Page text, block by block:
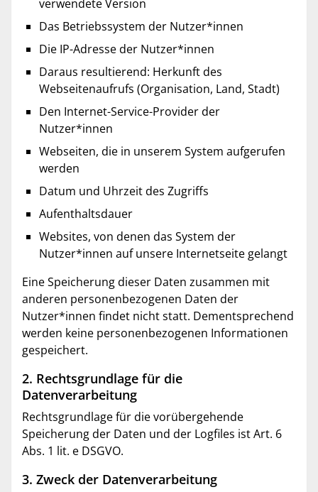
verwendete Version
Das Betriebssystem der Nutzer*innen
Die IP-Adresse der Nutzer*innen
Daraus resultierend: Herkunft des
Webseitenaufrufs (Organisation, Land, Stadt)
Den Internet-Service-Provider der
Nutzer*innen
Webseiten, die in unserem System aufgerufen
werden
Datum und Uhrzeit des Zugriffs
Aufenthaltsdauer
Websites, von denen das System der
Nutzer*innen auf unsere Internetseite gelangt
Eine Speicherung dieser Daten zusammen mit
anderen personenbezogenen Daten der
Nutzer*innen findet nicht statt. Dementsprechend
werden keine personenbezogenen Informationen
gespeichert.
2. Rechtsgrundlage für die
Datenverarbeitung
Rechtsgrundlage für die vorübergehende
Speicherung der Daten und der Logfiles ist Art. 6
Abs. 1 lit. e DSGVO.
3. Zweck der Datenverarbeitung